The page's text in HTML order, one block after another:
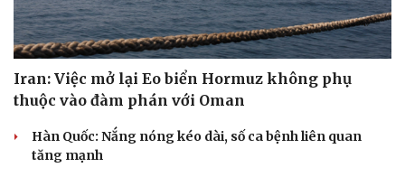
Iran: Việc mở lại Eo biển Hormuz không phụ
thuộc vào đàm phán với Oman
Hàn Quốc: Nắng nóng kéo dài, số ca bệnh liên quan
tăng mạnh